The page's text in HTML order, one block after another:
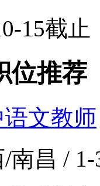
15截止
位推荐
文教师
南昌 /